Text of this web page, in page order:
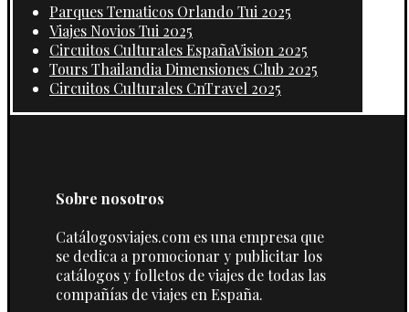
Parques Tematicos Orlando Tui 2025
Viajes Novios Tui 2025
Circuitos Culturales EspañaVision 2025
Tours Thailandia Dimensiones Club 2025
Circuitos Culturales CnTravel 2025
Sobre nosotros
Catálogosviajes.com es una empresa que
se dedica a promocionar y publicitar los
catálogos y folletos de viajes de todas las
compañías de viajes en España.